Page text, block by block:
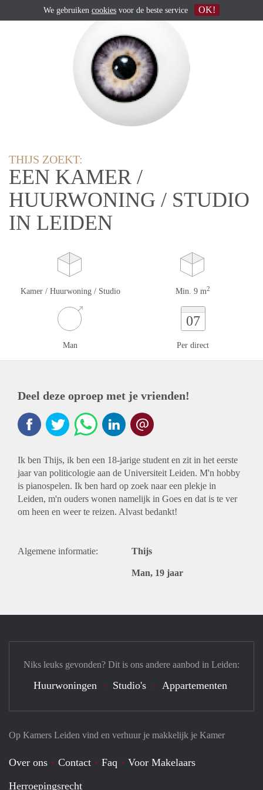
THIJS ZOEKT:
EEN KAMER /
HUURWONING / STUDIO
IN LEIDEN
Kamer / Huurwoning / Studio Min. 9 m2
Man
07
Per direct
Deel deze oproep met je vrienden!
Ik ben Thijs, ik ben een 18-jarige student en zit in het eerste
jaar van politicologie aan de Universiteit Leiden. M'n hobby
is pianospelen. Ik ben hard op zoek naar een plekje in
Leiden, m'n ouders wonen namelijk in Goes en dat is te ver
om heen en weer te reizen. Alvast bedankt!
Algemene informatie: Thijs
Man, 19 jaar
Op Kamers Leiden vind en verhuur je makkelijk je Kamer
Over ons Contact Faq
Voor Makelaars
Herroepingsrecht
Niks leuks gevonden? Dit is ons andere aanbod in Leiden:
Huurwoningen Studio's Appartementen
We gebruiken cookies voor de beste service OK!